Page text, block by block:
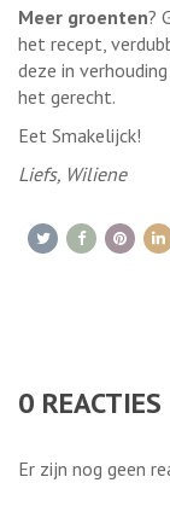
Meer groenten?
het recept,
deze in
het gerecht.
Eet Smakelijck!
Liefs, Wiliene
0 REACTIES
Er zijn nog geen